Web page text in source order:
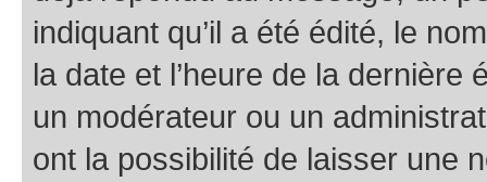
indiquant qu’il a été édité, le
la date et l’heure de la dernière
un modérateur ou un
ont la possibilité de laisser une